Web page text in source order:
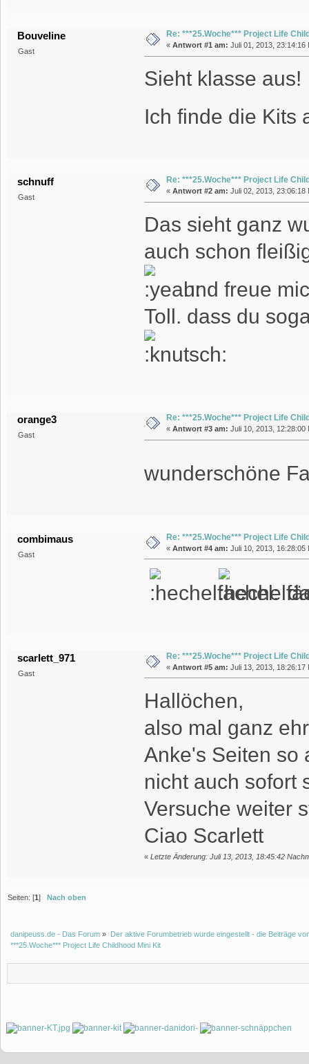
Bouveline
Gast
Re: ***25.Woche*** Project Life
« Antwort #1 am: Juli 01, 2013, 23:14:16
Sieht klasse aus!
Ich finde die
schnuff
Gast
Re: ***25.Woche*** Project Life
« Antwort #2 am: Juli 02, 2013, 23:06:18
Das sieht ganz
auch schon
und freue
Toll. dass du
orange3
Gast
Re: ***25.Woche*** Project Life
« Antwort #3 am: Juli 10, 2013, 12:28:00
wunderschöne
combimaus
Gast
Re: ***25.Woche*** Project Life
« Antwort #4 am: Juli 10, 2013, 16:28:05
scarlett_971
Gast
Re: ***25.Woche*** Project Life
« Antwort #5 am: Juli 13, 2013, 18:26:17
Hallöchen,
also mal ganz
Anke's Seiten so
nicht auch sofort
Versuche weiter
Ciao Scarlett
« Letzte Änderung: Juli 13, 2013, 18:45:42
Seiten: [1]Nach oben
danipeuss.de - Das Forum »
Der aktive Forumbetrieb wurde eingestellt - die Beiträge
***25.Woche*** Project Life Childhood Mini Kit